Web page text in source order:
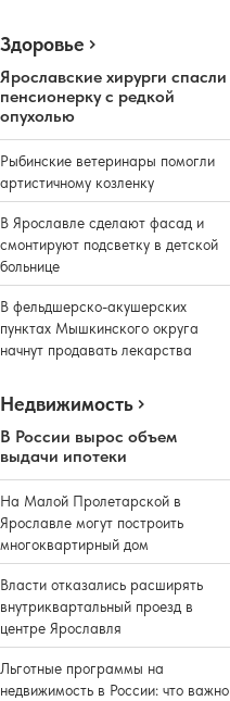
Здоровье
Ярославские хирурги спасли
пенсионерку с редкой
опухолью
Рыбинские ветеринары помогли
артистичному козленку
В Ярославле сделают фасад и
смонтируют подсветку в детской
больнице
В фельдшерско-акушерских
пунктах Мышкинского округа
начнут продавать лекарства
Недвижимость
В России вырос объем
выдачи ипотеки
На Малой Пролетарской в
Ярославле могут построить
многоквартирный дом
Власти отказались расширять
внутриквартальный проезд в
центре Ярославля
Льготные программы на
недвижимость в России: что важно